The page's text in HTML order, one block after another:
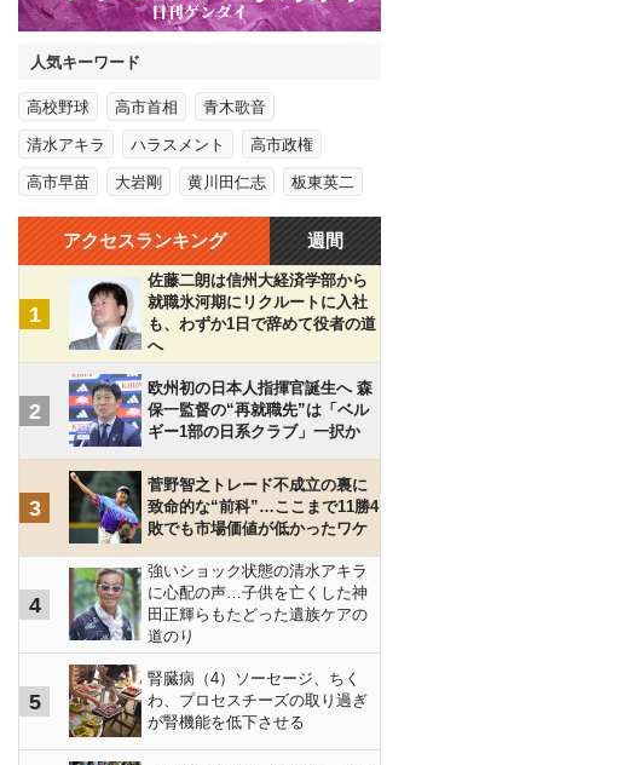
人気キーワード
高校野球 高市首相 青木歌音
清水アキラ ハラスメント 高市政権
高市早苗 大岩剛 黄川田仁志 板東英二
アクセスランキング 週間
1
佐藤二朗は信州大経済学部から
就職氷河期にリクルートに入社
も、わずか1日で辞めて役者の道
へ
2
欧州初の日本人指揮官誕生へ 森
保一監督の“再就職先”は「ベル
ギー1部の日系クラブ」一択か
3
菅野智之トレード不成立の裏に
致命的な“前科”…ここまで11勝4
敗でも市場価値が低かったワケ
4
強いショック状態の清水アキラ
に心配の声…子供を亡くした神
田正輝らもたどった遺族ケアの
道のり
5
腎臓病（4）ソーセージ、ちく
わ、プロセスチーズの取り過ぎ
が腎機能を低下させる